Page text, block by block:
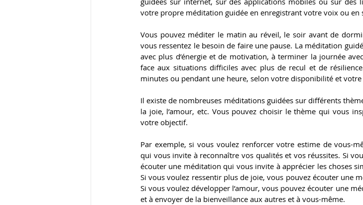
votre propre méditation guidée en enregistrant votre voix ou en
Vous pouvez méditer le matin au réveil, le soir avant de
vous ressentez le besoin de faire une pause. La méditation
avec plus d’énergie et de motivation, à terminer la journée
face aux situations difficiles avec plus de recul et de
minutes ou pendant une heure, selon votre disponibilité et votre
Il existe de nombreuses méditations guidées sur différents
la joie, l’amour, etc. Vous pouvez choisir le thème qui vous
votre objectif.
Par exemple, si vous voulez renforcer votre estime de vous-
qui vous invite à reconnaître vos qualités et vos réussites. Si
écouter une méditation qui vous invite à apprécier les choses
Si vous voulez ressentir plus de joie, vous pouvez écouter une
Si vous voulez développer l’amour, vous pouvez écouter une
et à envoyer de la bienveillance aux autres et à vous-même.